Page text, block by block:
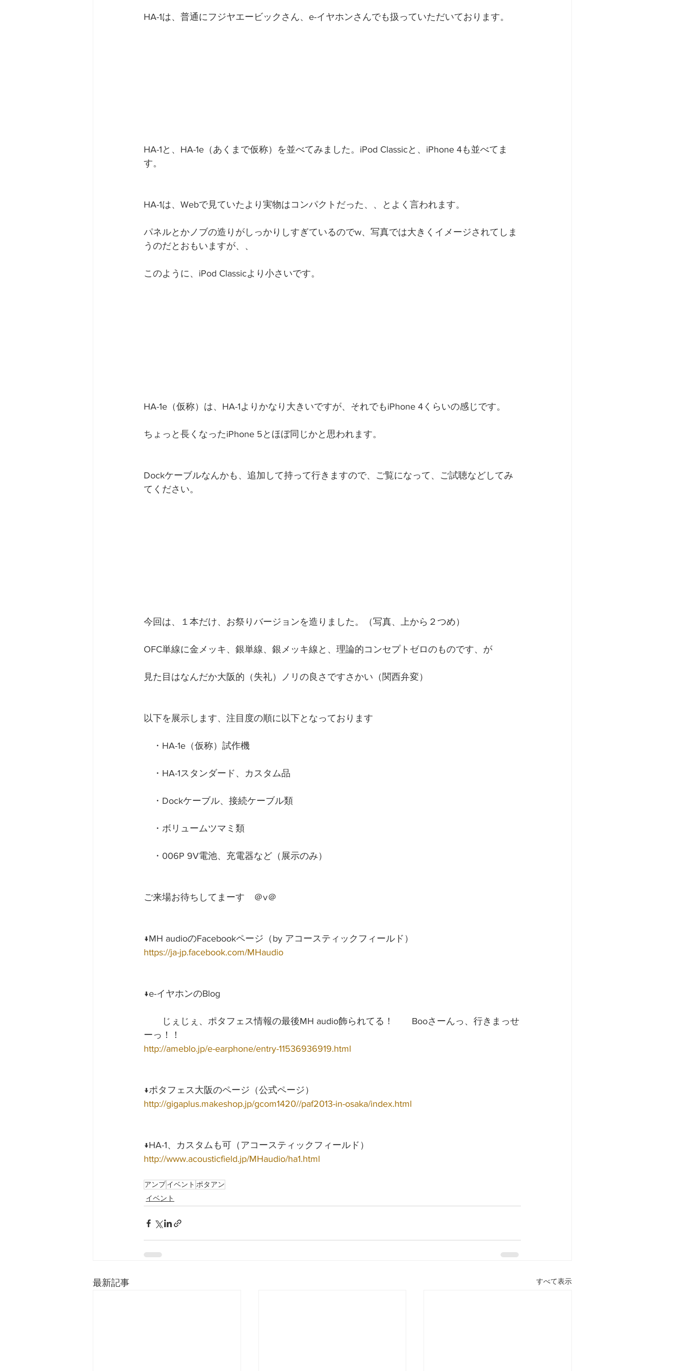
HA-1は、普通にフジヤエービックさん、e-イヤホンさんでも扱っていただいております。
HA-1と、HA-1e（あくまで仮称）を並べてみました。iPod Classicと、iPhone 4も並べてま
す。
HA-1は、Webで見ていたより実物はコンパクトだった、、とよく言われます。
パネルとかノブの造りがしっかりしすぎているのでw、写真では大きくイメージされてしま
うのだとおもいますが、、
このように、iPod Classicより小さいです。
HA-1e（仮称）は、HA-1よりかなり大きいですが、それでもiPhone 4くらいの感じです。
ちょっと長くなったiPhone 5とほぼ同じかと思われます。
Dockケーブルなんかも、追加して持って行きますので、ご覧になって、ご試聴などしてみ
てください。
今回は、１本だけ、お祭りバージョンを造りました。（写真、上から２つめ）
OFC単線に金メッキ、銀単線、銀メッキ線と、理論的コンセプトゼロのものです、が
見た目はなんだか大阪的（失礼）ノリの良さですさかい（関西弁変）
以下を展示します、注目度の順に以下となっております
・HA-1e（仮称）試作機
・HA-1スタンダード、カスタム品
・Dockケーブル、接続ケーブル類
・ボリュームツマミ類
・006P 9V電池、充電器など（展示のみ）
ご来場お待ちしてまーす　＠v＠
↓MH audioのFacebookページ（by アコースティックフィールド）
https://ja-jp.facebook.com/MHaudio
↓e-イヤホンのBlog
じぇじぇ、ポタフェス情報の最後MH audio飾られてる！　　Booさーんっ、行きまっせ
ーっ！！
http://ameblo.jp/e-earphone/entry-11536936919.html
↓ポタフェス大阪のページ（公式ページ）
http://gigaplus.makeshop.jp/gcom1420//paf2013-in-osaka/index.html
↓HA-1、カスタムも可（アコースティックフィールド）
http://www.acousticfield.jp/MHaudio/ha1.html
アンプイベント ポタアン
イベント
最新記事 すべて表示